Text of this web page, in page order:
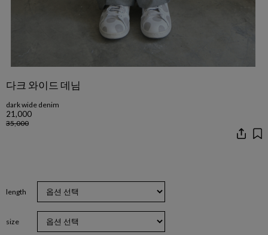
다크 와이드 데님
dark wide denim
21,000
35,000
length
size